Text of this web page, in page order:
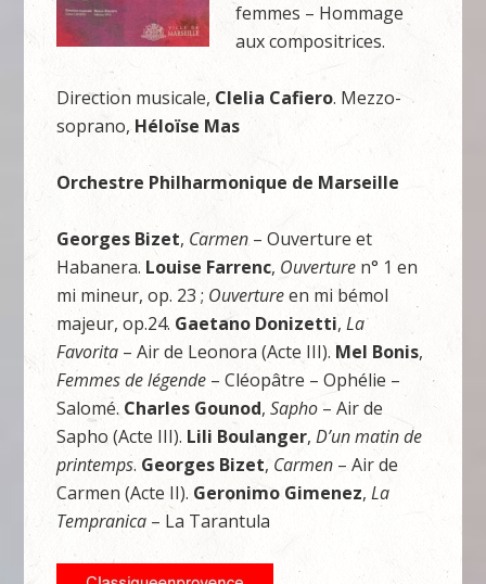
femmes – Hommage
aux compositrices.
Direction musicale, Clelia Cafiero. Mezzo-
soprano,Héloïse Mas
Orchestre Philharmonique de Marseille
Georges Bizet, Carmen– Ouverture et
Habanera. Louise Farrenc, Ouverture n° 1 en
mi mineur, op. 23 ; Ouvertureen mi bémol
majeur, op.24. Gaetano Donizetti,La
Favorita – Air de Leonora (Acte III). Mel Bonis,
Femmes de légende – Cléopâtre – Ophélie –
Salomé.Charles Gounod,Sapho – Air de
Sapho (Acte III). Lili Boulanger,D’un matin de
printemps. Georges Bizet, Carmen – Air de
Carmen (Acte II). Geronimo Gimenez,La
Tempranica – La Tarantula